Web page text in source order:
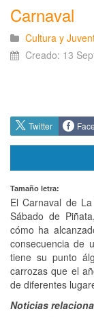
Carnaval
Cultura y
Creado: 13
Twitter
Tamaño letra:
El Carnaval de
Sábado de
cómo ha
consecuencia de
tiene su punto
carrozas que el
de diferentes
Noticias